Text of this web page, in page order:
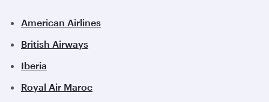
American Airlines
British Airways
Iberia
Royal Air Maroc